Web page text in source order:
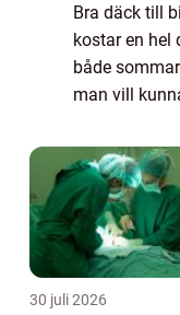
Bra däck till
kostar en hel
både
man vill
andra
30 juli 2026